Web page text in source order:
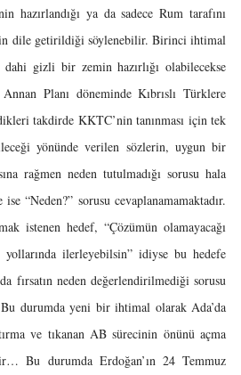
hazırlandığı ya da sadece Rum tarafını
dile getirildiği söylenebilir. Birinci ihtimal
gizli bir zemin hazırlığı olabilecekse
Planı döneminde Kıbrıslı Türklere
takdirde KKTC’nin tanınması için tek
yönünde verilen sözlerin, uygun bir
rağmen neden tutulmadığı sorusu hala
“Neden?” sorusu cevaplanamamaktadır.
istenen hedef, “Çözümün olamayacağı
ilerleyebilsin” idiyse bu hedefe
fırsatın neden değerlendirilmediği sorusu
durumda yeni bir ihtimal olarak Ada’da
ve tıkanan AB sürecinin önünü açma
Bu durumda Erdoğan’ın 24 Temmuz